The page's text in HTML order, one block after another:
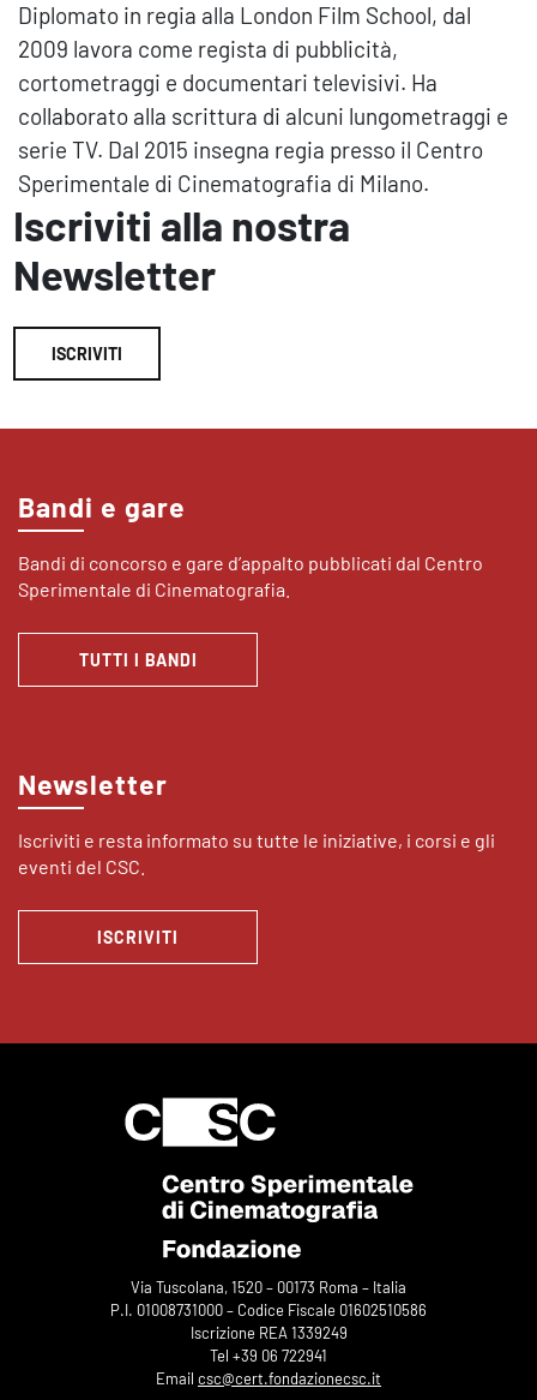
Diplomato in regia alla London Film School, dal
2009 lavora come regista di pubblicità,
cortometraggi e documentari televisivi. Ha
collaborato alla scrittura di alcuni lungometraggi e
serie TV. Dal 2015 insegna regia presso il Centro
Sperimentale di Cinematografia di Milano.
Iscriviti alla nostra
Newsletter
ISCRIVITI
Bandi e gare
Bandi di concorso e gare d’appalto pubblicati dal Centro
Sperimentale di Cinematografia.
TUTTI I BANDI
Newsletter
Iscriviti e resta informato su tutte le iniziative, i corsi e gli
eventi del CSC.
ISCRIVITI
Via Tuscolana, 1520 – 00173 Roma – Italia
P.I. 01008731000 – Codice Fiscale 01602510586
Iscrizione REA 1339249
Tel +39 06 722941
Email csc@cert.fondazionecsc.it